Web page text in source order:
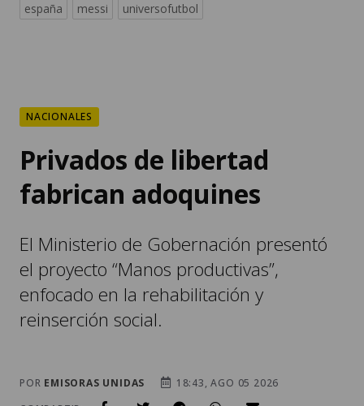
españa
messi universofutbol
NACIONALES
Privados de libertad
fabrican adoquines
El Ministerio de Gobernación presentó
el proyecto “Manos productivas”,
enfocado en la rehabilitación y
reinserción social.
POR EMISORAS UNIDAS
18:43, AGO 05 2026